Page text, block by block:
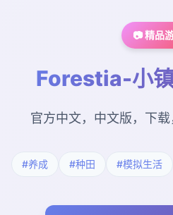
📷 精品
Forestia-小
官方中文，中文版，下
#养成 #种田 #模拟生活